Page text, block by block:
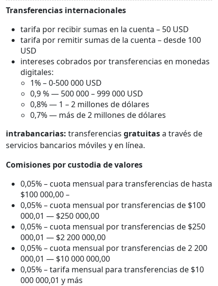
Transferencias internacionales
tarifa por recibir sumas en la cuenta – 50 USD
tarifa por remitir sumas de la cuenta – desde 100
USD
intereses cobrados por transferencias en monedas
digitales:
1% – 0-500 000 USD
0,9 % — 500 000 – 999 000 USD
0,8% — 1 – 2 millones de dólares
0,7% — más de 2 millones de dólares
intrabancarias: transferencias gratuitasa través de
servicios bancarios móviles y en línea.
Comisiones por custodia de valores
0,05% – cuota mensual para transferencias de hasta
$100 000,00 –
0,05% – cuota mensual por transferencias de $100
000,01 — $250 000,00
0,05% – cuota mensual por transferencias de $250
000,01 — $2 200 000,00
0,05% – cuota mensual por transferencias de 2 200
000,01 — $10 000 000,00
0,05% – tarifa mensual para transferencias de $10
000 000,01 y más